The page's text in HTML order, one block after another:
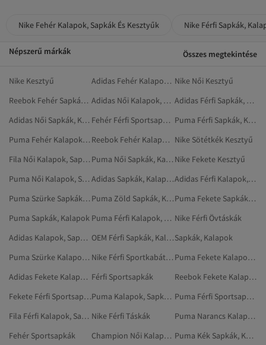
Nike Fehér Kalapok, Sapkák És Kesztyűk Nike Férfi Sapkák,
Népszerű márkák Összes megtekintése
Nike Kesztyű Adidas Fehér Kalapok, Sapkák És Kesztyűk Nike Női Kesztyű
Reebok Fehér Sapkák, Kalapok
Adidas Női Kalapok, Sapkák És Kesztyűk
Adidas Férfi Sapkák, Kalapok
Adidas Női Sapkák, Kalapok
Fehér Férfi Sportsapkák
Puma Férfi Sapkák, Kalapok
Puma Fehér Kalapok, Sapkák És Kesztyűk
Reebok Fehér Kalapok, Sapkák És Kesztyűk Nike Sötétkék Kesztyű
Fila Női Kalapok, Sapkák És Kesztyűk
Puma Női Sapkák, Kalapok Nike Fekete Kesztyű
Puma Női Kalapok, Sapkák És Kesztyűk
Adidas Sapkák, Kalapok
Adidas Férfi Kalapok, Sapkák És Kesztyűk
Puma Szürke Sapkák, Kalapok
Puma Zöld Sapkák, Kalapok
Puma Fekete Sapkák, Kalapok
Puma Sapkák, Kalapok
Puma Férfi Kalapok, Sapkák És Kesztyűk Nike Férfi Övtáskák
Adidas Kalapok, Sapkák És Kesztyűk
OEM Férfi Sapkák, KalapokSapkák, Kalapok
Puma Szürke Kalapok, Sapkák És Kesztyűk
Nike Férfi Sportkabátok
Puma Fekete Kalapok, Sapkák És Kesztyűk
Adidas Fekete Kalapok, Sapkák És Kesztyűk Férfi Sportsapkák
Reebok Fekete Kalapok, Sapkák És Kesztyűk
Fekete Férfi Sportsapkák
Puma Kalapok, Sapkák És Kesztyűk
Puma Férfi Sportsapkák
Fila Férfi Kalapok, Sapkák És Kesztyűk Nike Férfi Táskák
Puma Narancs Kalapok, Sapkák És Kesztyűk
Fehér Sportsapkák
Champion Női Kalapok, Sapkák És Kesztyűk
Puma Kék Sapkák, Kalapok